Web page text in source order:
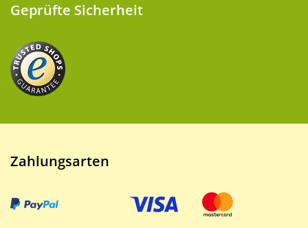
Geprüfte Sicherheit
Zahlungsarten